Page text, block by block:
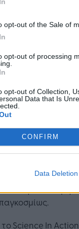
opt-out of the Sale of
opt-out of processing
opt-out of Collection,
Data that Is
CONFIRM
Data Deletion
στα
στα γραφεία
διαγωνισμό του
για να
Computer
θα
αριστεία στον
Local Winners
ένα ζήτημα
το Science In